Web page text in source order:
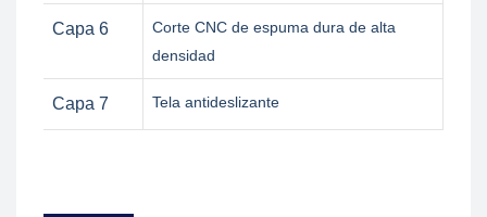
Capa 6
Corte CNC de espuma dura de alta
densidad
Capa 7 Tela antideslizante